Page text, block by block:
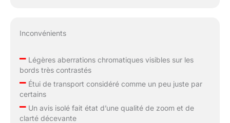
Inconvénients
–Légères aberrations chromatiques visibles sur les
bords très contrastés
–Étui de transport considéré comme un peu juste par
certains
–Un avis isolé fait état d’une qualité de zoom et de
clarté décevante